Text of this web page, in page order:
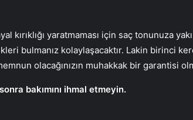
kırıklığı yaratmaması için saç tonunuza
bulmanız kolaylaşacaktır. Lakin birinci
olacağınızın muhakkak bir garantisi
bakımını ihmal etmeyin.